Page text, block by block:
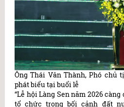
Ông Thái Văn Thành, Phó chủ
phát biểu tại buổi lễ
“Lễ hội Làng Sen năm 2026
tổ chức trong bối cảnh đất